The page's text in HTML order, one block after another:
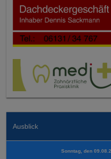
Ausblick
Sonntag, den